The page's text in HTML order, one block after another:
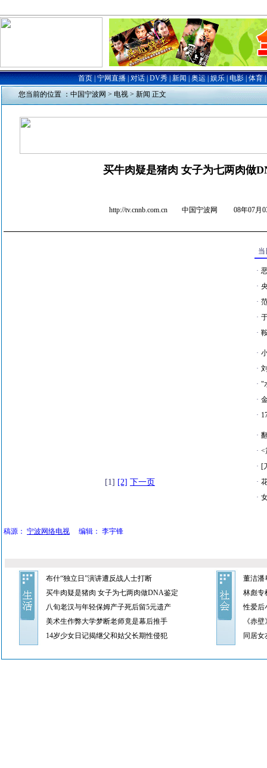
您当前的位置 ： 中国宁波网 > 电视 > 新闻 正文
买牛肉疑是猪肉 女子为七两肉做
http://tv.cnnb.com.cn 中国宁波网 08年07月
[1] [2] 下一页
当
·
·
·
·
·
·
·
· "
·
·
·
· <
· [
·
·
稿源： 宁波网络电视 编辑： 李宇锋
布什“独立日”演讲遭反战人士打断
买牛肉疑是猪肉 女子为七两肉做DNA鉴定
八旬老汉与年轻保姆产子死后留5元遗产
美术生作弊大学梦断老师竟是幕后推手
14岁少女日记揭继父和姑父长期性侵犯
董洁潘
林彪专
性爱后
《赤
同居